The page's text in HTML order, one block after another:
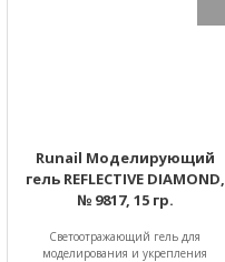
Runail Моделирующий
гель REFLECTIVE DIAMOND,
№ 9817, 15 гр.
Светоотражающий гель для
моделирования и укрепления